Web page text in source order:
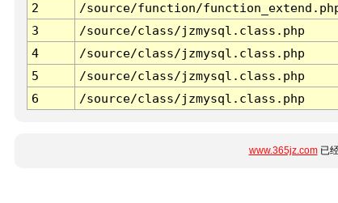
2
/source/function/
3
/source/class/jzmysql.class.php
4
/source/class/jzmysql.class.php
5
/source/class/jzmysql.class.php
6
/source/class/jzmysql.class.php
www.365jz.com已